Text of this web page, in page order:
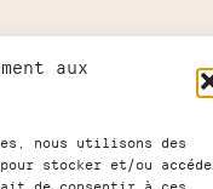
aux
nous utilisons des
stocker et/ou